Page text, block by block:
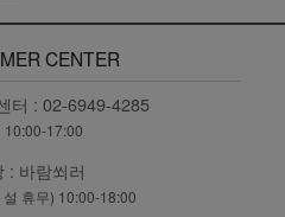
CENTER
터 : 02-6949-4285
10:00-17:00
: 바람쐬러
휴무) 10:00-18:00